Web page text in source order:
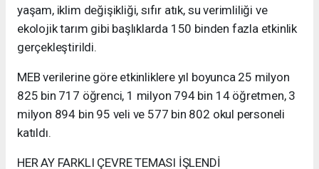
yaşam, iklim değişikliği, sıfır atık, su verimliliği ve
ekolojik tarım gibi başlıklarda 150 binden fazla etkinlik
gerçekleştirildi.
MEB verilerine göre etkinliklere yıl boyunca 25 milyon
825 bin 717 öğrenci, 1 milyon 794 bin 14 öğretmen, 3
milyon 894 bin 95 veli ve 577 bin 802 okul personeli
katıldı.
HER AY FARKLI ÇEVRE TEMASI İŞLENDİ